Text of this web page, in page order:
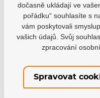
Skladem
oranžová, 120",
EAN: 676824035995
oranžová, 130",
EAN: 676824036008
dočasně ukládají ve
pořádku“ souhlasíte s
vám poskytovali
vašich údajů. Svůj
zpracování
Spravovat